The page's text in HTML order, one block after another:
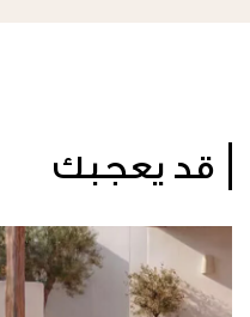
قد يعجبك